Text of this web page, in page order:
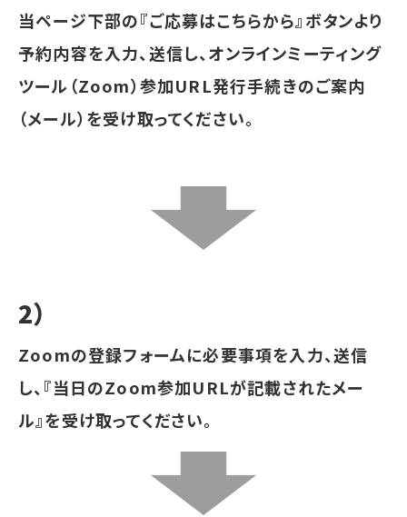
当ページ下部の『ご応募はこちらから』ボタンより
予約内容を入力、送信し、オンラインミーティング
ツール（Zoom）参加URL発行手続きのご案内
（メール）を受け取ってください。
2）
Zoomの登録フォームに必要事項を入力、送信
し、『当日のZoom参加URLが記載されたメー
ル』を受け取ってください。